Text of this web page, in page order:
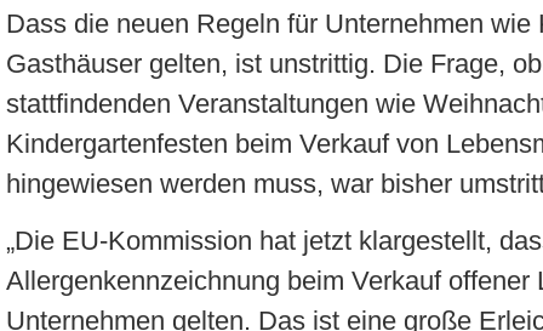
Dass die neuen Regeln für Unternehmen
Gasthäuser gelten, ist unstrittig. Die Frage,
stattfindenden Veranstaltungen wie
Kindergartenfesten beim Verkauf von
hingewiesen werden muss, war bisher
„Die EU-Kommission hat jetzt klargestellt,
Allergenkennzeichnung beim Verkauf offener
Unternehmen gelten. Das ist eine große